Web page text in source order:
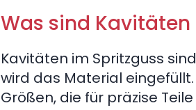
Was sind
Kavitäten im Spritzguss
wird das Material eingefüllt.
Größen, die für präzise